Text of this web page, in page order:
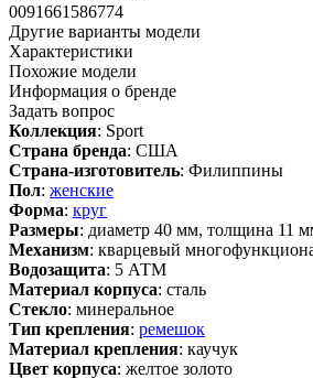
0091661586774
Другие варианты модели
Характеристики
Похожие модели
Информация о бренде
Задать вопрос
Коллекция: Sport
Страна бренда: США
Страна-изготовитель: Филиппины
Пол: женские
Форма: круг
Размеры: диаметр 40 мм, толщина 11
Механизм: кварцевый
Водозащита: 5 АТМ
Материал корпуса: сталь
Стекло: минеральное
Тип крепления: ремешок
Материал крепления: каучук
Цвет корпуса: желтое золото